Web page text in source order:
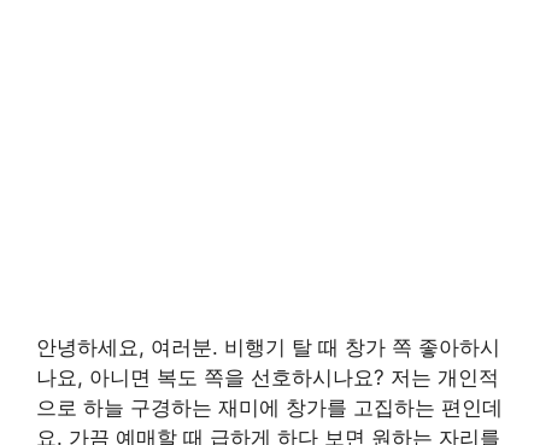
안녕하세요, 여러분. 비행기 탈 때 창가 쪽 좋아하시
나요, 아니면 복도 쪽을 선호하시나요? 저는 개인적
으로 하늘 구경하는 재미에 창가를 고집하는 편인데
요. 가끔 예매할 때 급하게 하다 보면 원하는 자리를